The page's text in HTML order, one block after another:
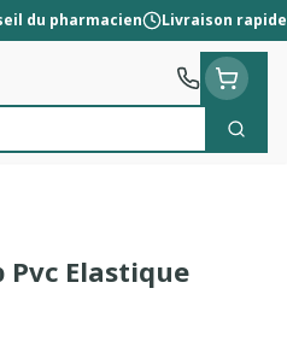
du pharmacien Livraison rapide
Pvc Elastique